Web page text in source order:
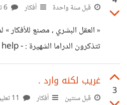
حدودنا ، ثم تتحول الى آلية
انتقادات اكبر ، من مجتمع أكبر
قبل سنة واحدة أفكار
«
إمتدت لسنوات خلاف بين
3
غريب لكنه وارد .
قبل سنتين أفكار